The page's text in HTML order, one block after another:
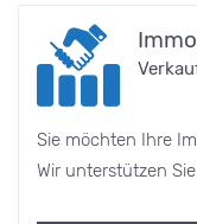
Sie möchten Ihre
Wir unterstützen